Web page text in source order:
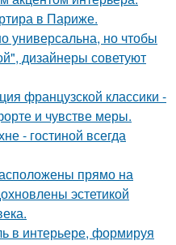
в Париже.
универсальна, но чтобы
дизайнеры советуют
французской классики -
и чувстве меры.
- гостиной всегда
прямо на
эстетикой
в интерьере, формируя